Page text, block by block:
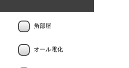
角部屋
オール電化